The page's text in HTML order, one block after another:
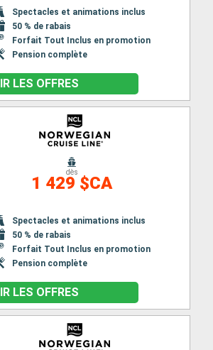
Spectacles et animations inclus
50 % de rabais
Forfait Tout Inclus en promotion
Pension complète
LES OFFRES
dès
1 429 $CA
Spectacles et animations inclus
50 % de rabais
Forfait Tout Inclus en promotion
Pension complète
LES OFFRES